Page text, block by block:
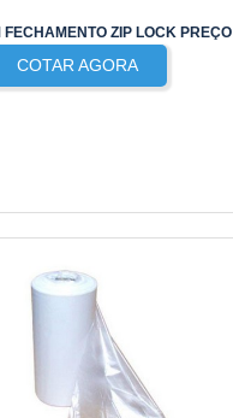
FECHAMENTO ZIP LOCK PREÇO
COTAR AGORA